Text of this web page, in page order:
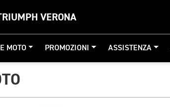
VERONA
MOTO PROMOZIONI ASSISTENZA